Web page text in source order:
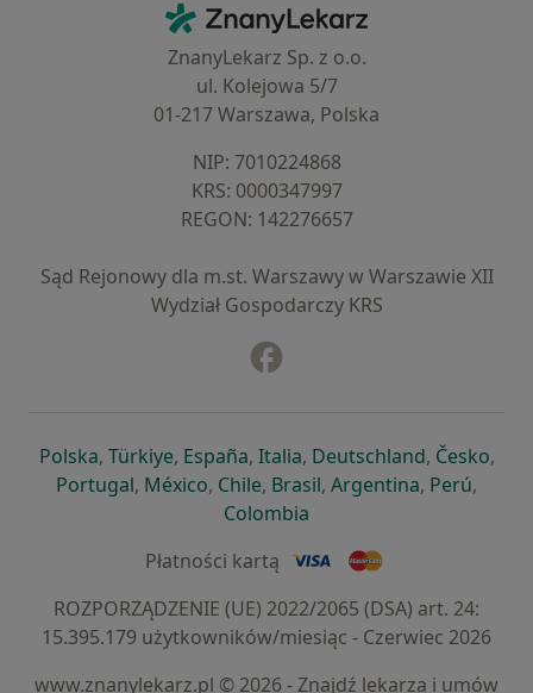
ZnanyLekarz - Strona główna
ZnanyLekarz Sp. z o.o.
ul. Kolejowa 5/7
01-217 Warszawa, Polska
NIP: ⁠7010224868
KRS: ⁠0000347997
REGON: ⁠142276657
Sąd Rejonowy dla m.st. Warszawy w Warszawie XII
Wydział Gospodarczy KRS
Polskaotwiera się w nowej karcie
, Türkiyeotwiera się w nowej karcie
, Españaotwiera się w nowej karcie
, Italiaotwiera się w nowej
, Deutschlandotwiera się
, Česko,
Portugalotwiera się w nowej karcie
, Méxicootwiera się w nowej karcie
, Chileotwiera się w nowej karcie
, Brasilotwiera się w nowej
, Argentinaotwiera się
, Perú,
Colombia
Płatności kartą
ROZPORZĄDZENIE (UE) 2022/2065 (DSA) art. 24:
15.395.179 użytkowników/miesiąc - Czerwiec 2026
www.znanylekarz.pl © 2026 - Znajdź lekarza i umów